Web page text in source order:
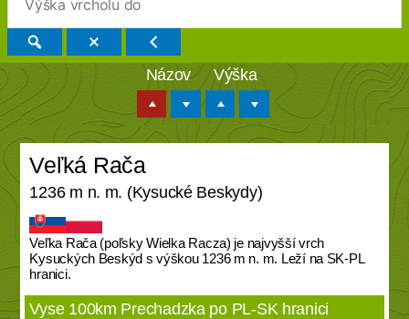
Názov Výška
Veľká Rača
1236 m n. m. (Kysucké Beskydy)
Veľka Rača (poľsky Wielka Racza) je najvyšší vrch
Kysuckých Beskýd s výškou 1236 m n. m. Leží na SK-PL
hranici.
Vyse 100km Prechadzka po PL-SK hranici